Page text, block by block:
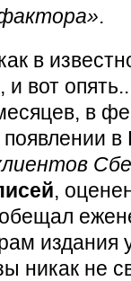
.
в
и вот
в
,
издания
никак не